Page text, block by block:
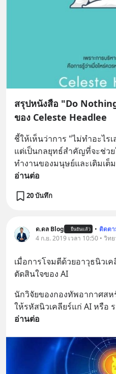
สรุปหนังสือ "Do
ของ Celeste Headlee
ชี้ให้เห็นว่าการ "ไม่ทำอะไร
แต่เป็นกลยุทธ์สำคัญที่จะช่วย
ทำงานของมนุษย์และเติมเต็
อ่านต่อ
20 บันทึก
ด.ดล Blog ยืนยันแล้ว • ติดต
4 ก.ย. 2019 เวลา 10:50 • วิท
เมื่อการโจมตีด้วยอาวุธนิวเ
ตัดสินใจของ AI
นักวิจัยของกองทัพอากาศส
ให้รหัสนิวเคลียร์แก่ AI หรือ
อ่านต่อ